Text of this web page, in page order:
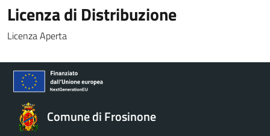
Licenza di Distribuzione
Licenza Aperta
Comune di Frosinone